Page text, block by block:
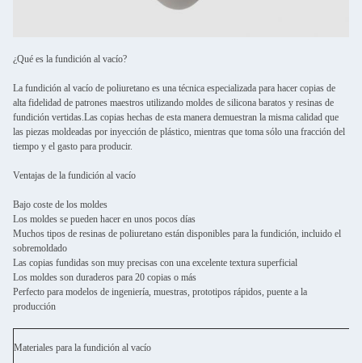
¿Qué es la fundición al vacío?
La fundición al vacío de poliuretano es una técnica especializada para hacer copias de
alta fidelidad de patrones maestros utilizando moldes de silicona baratos y resinas de
fundición vertidas.Las copias hechas de esta manera demuestran la misma calidad que
las piezas moldeadas por inyección de plástico, mientras que toma sólo una fracción del
tiempo y el gasto para producir.
Ventajas de la fundición al vacío
Bajo coste de los moldes
Los moldes se pueden hacer en unos pocos días
Muchos tipos de resinas de poliuretano están disponibles para la fundición, incluido el
sobremoldado
Las copias fundidas son muy precisas con una excelente textura superficial
Los moldes son duraderos para 20 copias o más
Perfecto para modelos de ingeniería, muestras, prototipos rápidos, puente a la
producción
Materiales para la fundición al vacío